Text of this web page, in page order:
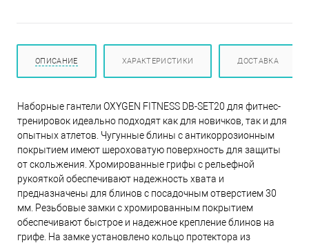
ОПИСАНИЕ ХАРАКТЕРИСТИКИ ДОСТАВКА
Наборные гантели OXYGEN FITNESS DB-SET20 для фитнес-
тренировок идеально подходят как для новичков, так и для
опытных атлетов. Чугунные блины с антикоррозионным
покрытием имеют шероховатую поверхность для защиты
от скольжения. Хромированные грифы с рельефной
рукояткой обеспечивают надежность хвата и
предназначены для блинов с посадочным отверстием 30
мм. Резьбовые замки с хромированным покрытием
обеспечивают быстрое и надежное крепление блинов на
грифе. На замке установлено кольцо протектора из